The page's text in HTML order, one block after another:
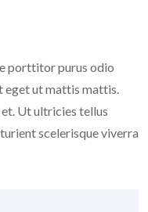
porttitor purus odio
eget ut mattis mattis.
et. Ut ultricies tellus
scelerisque viverra